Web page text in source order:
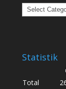
Kategori
Statistik
Total